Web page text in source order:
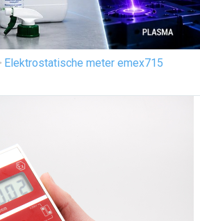
Elektrostatische meter emex715